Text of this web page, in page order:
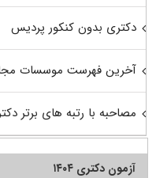
دکتری بدون کنکور پردیس
آخرین فهرست موسسات
مصاحبه با رتبه های برتر
آزمون دکتری ۱۴۰۴